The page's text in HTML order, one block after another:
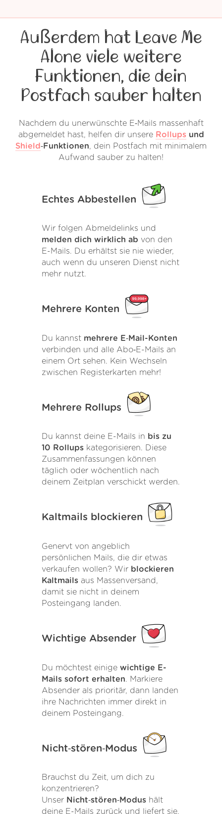
Außerdem hat Leave Me
Alone viele weitere
Funktionen, die dein
Postfach sauber halten
Nachdem du unerwünschte E‑Mails massenhaft
abgemeldet hast, helfen dir unsere Rollupsund
Shield‑Funktionen, dein Postfach mit minimalem
Aufwand sauber zu halten!
Echtes Abbestellen
Wir folgen Abmeldelinks und
melden dich wirklich ab von den
E-Mails. Du erhältst sie nie wieder,
auch wenn du unseren Dienst nicht
mehr nutzt.
Mehrere Konten
Du kannst mehrere E‑Mail-Konten
verbinden und alle Abo‑E-Mails an
einem Ort sehen. Kein Wechseln
zwischen Registerkarten mehr!
Mehrere Rollups
Du kannst deine E-Mails in bis zu
10 Rollups kategorisieren. Diese
Zusammenfassungen können
täglich oder wöchentlich nach
deinem Zeitplan verschickt werden.
Kaltmails blockieren
Genervt von angeblich
persönlichen Mails, die dir etwas
verkaufen wollen? Wir blockieren
Kaltmails aus Massenversand,
damit sie nicht in deinem
Posteingang landen.
Wichtige Absender
Du möchtest einige wichtige E-
Mails sofort erhalten. Markiere
Absender als prioritär, dann landen
ihre Nachrichten immer direkt in
deinem Posteingang.
Nicht‑stören‑Modus
Brauchst du Zeit, um dich zu
konzentrieren?
Unser Nicht‑stören‑Modus hält
deine E-Mails zurück und liefert sie,